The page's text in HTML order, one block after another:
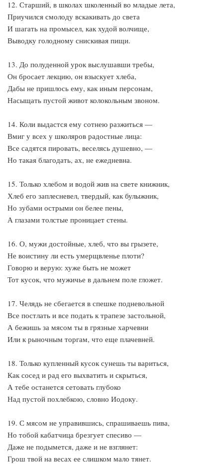
12. Старший, в школах школенный во младые лета,
Приучился смолоду вскакивать до света
И шагать на промысел, как худой волчище,
Выводку голодному снискивая пищи.
13. До полуденной урок выслушавши требы,
Он бросает лекцию, он взыскует хлеба,
Дабы не пришлось ему, как иным персонам,
Насыщать пустой живот колокольным звоном.
14. Коли выдастся ему сотнею разжиться —
Вмиг у всех у школяров радостные лица:
Все садятся пировать, веселясь душевно, —
Но такая благодать, ах, не ежедневна.
15. Только хлебом и водой жив на свете книжник,
Хлеб его заплесневел, твердый, как булыжник,
Но зубами острыми он белее пены,
А глазами толстые проницает стены.
16. О, мужи достойные, хлеб, что вы грызете,
Не воистину ли есть умерщвленье плоти?
Говорю и верую: хуже быть не может
Тот кусок, что мужичье в дальнем поле гложет.
17. Челядь не сбегается в спешке подневольной
Все постлать и все подать к трапезе застольной,
А бежишь за мясом ты в грязные харчевни
Или к рыночным торгам, что еще плачевней.
18. Только купленный кусок сунешь ты вариться,
Как сосед и рад его выхватить и скрыться,
А тебе останется сетовать глубоко
Над пустой похлебкою, словно Иодоку.
19. С мясом не управившись, спрашиваешь пива,
Но тобой кабатчица брезгует спесиво —
Даже не подымется, даже и не взглянет:
Грош твой на весах ее слишком мало тянет.